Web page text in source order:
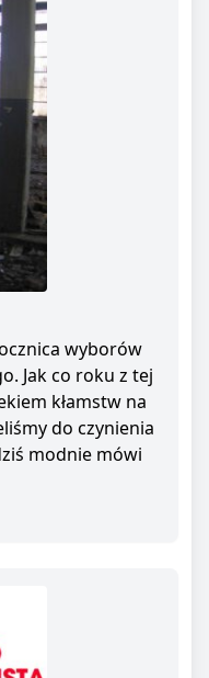
wyborów
Jak co roku z tej
kłamstw na
do czynienia
modnie mówi